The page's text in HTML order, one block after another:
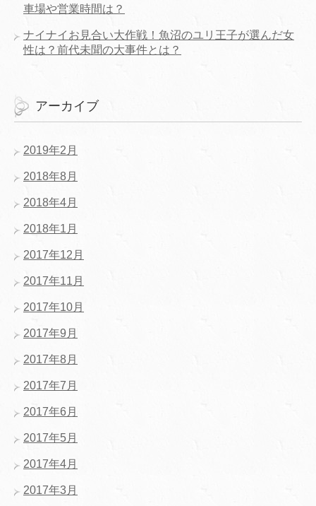
車場や営業時間は？
ナイナイお見合い大作戦！魚沼のユリ王子が選んだ女
性は？前代未聞の大事件とは？
アーカイブ
2019年2月
2018年8月
2018年4月
2018年1月
2017年12月
2017年11月
2017年10月
2017年9月
2017年8月
2017年7月
2017年6月
2017年5月
2017年4月
2017年3月